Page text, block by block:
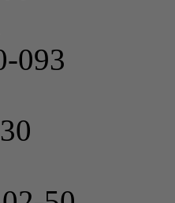
093